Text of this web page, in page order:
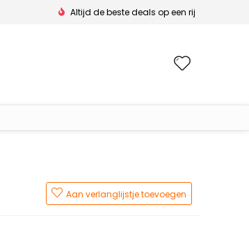
Altijd de beste deals op een rij
Aan verlanglijstje toevoegen